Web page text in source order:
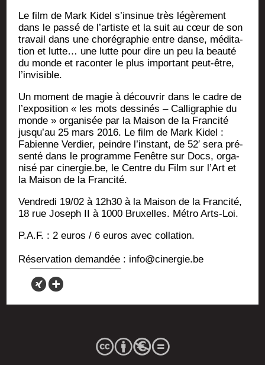
Le film de Mark Kidel s’insinue très légè­re­ment
dans le pas­sé de l’artiste et la suit au cœur de son
tra­vail dans une cho­ré­gra­phie entre danse, médi­ta­
tion et lutte… une lutte pour dire un peu la beau­té
du monde et racon­ter le plus impor­tant peut-être,
l’invisible.
Un moment de magie à décou­vrir dans le cadre de
l’exposition « les mots des­si­nés – Cal­li­gra­phie du
monde » orga­ni­sée par la Mai­son de la Fran­ci­té
jusqu’au 25 mars 2016. Le film de Mark Kidel :
Fabienne Ver­dier, peindre l’ins­tant, de 52′ sera pré­
sen­té dans le pro­gramme Fenêtre sur Docs, orga­
ni­sé par cinergie.be, le Centre du Film sur l’Art et
la Mai­son de la Francité.
Ven­dre­di 19/02 à 12h30 à la Mai­son de la Fran­ci­té,
18 rue Joseph II à 1000 Bruxelles. Métro Arts-Loi.
P.A.F. : 2 euros / 6 euros avec collation.
Réser­va­tion deman­dée : info@cinergie.be